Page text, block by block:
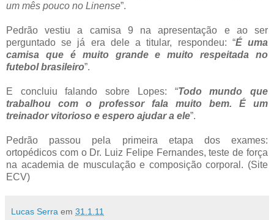
um mês pouco no Linense”.
Pedrão vestiu a camisa 9 na apresentação e ao ser
perguntado se já era dele a titular, respondeu: “É uma
camisa que é muito grande e muito respeitada no
futebol brasileiro”.
E concluiu falando sobre Lopes: “Todo mundo que
trabalhou com o professor fala muito bem. É um
treinador vitorioso e espero ajudar a ele”.
Pedrão passou pela primeira etapa dos exames:
ortopédicos com o Dr. Luiz Felipe Fernandes, teste de força
na academia de musculação e composição corporal. (Site
ECV)
Lucas Serra em 31.1.11